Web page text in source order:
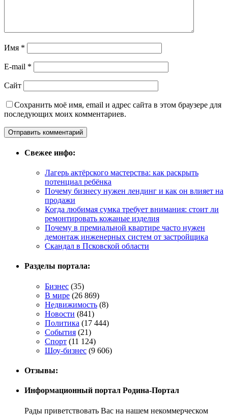
Имя *
E-mail *
Сайт
Сохранить моё имя, email и адрес сайта в этом браузере для
последующих моих комментариев.
Свежее инфо:
Лагерь актёрского мастерства: как раскрыть
потенциал ребёнка
Почему бизнесу нужен лендинг и как он влияет на
продажи
Когда любимая сумка требует внимания: стоит ли
ремонтировать кожаные изделия
Почему в премиальной квартире часто нужен
демонтаж инженерных систем от застройщика
Скандал в Псковской области
Разделы портала:
Бизнес (35)
В мире (26 869)
Недвижимость (8)
Новости (841)
Политика (17 444)
События (21)
Спорт (11 124)
Шоу-бизнес (9 606)
Отзывы:
Информационный портал Родина-Портал
Рады приветствовать Вас на нашем некоммерческом